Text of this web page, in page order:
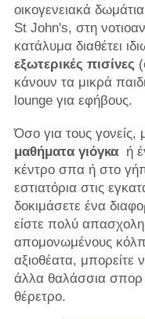
οικογενειακά
St John's, στη
κατάλυμα διαθέτει
εξωτερικές πισίνες
κάνουν τα μικρά
lounge για εφήβους.
Όσο για τους
μαθήματα γιόγκαή
κέντρο σπα ή στο
εστιατόρια στις
δοκιμάσετε ένα
είστε πολύ
απομονωμένους
αξιοθέατα, μπορείτε
άλλα θαλάσσια
θέρετρο.